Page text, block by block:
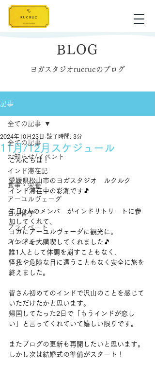
BLOG
ヨガスタジオrucrucのブログ
記事
全ての記事
お知らせ/イベント
インド滞在記
食事・栄養
アーユルヴェーダ
ヨガ哲学
プライベート
スケジュール
全ての記事
11月/12月スケジュール
2024年10月23日 読了時間: 3分
こんにちは！
愛媛県松山市のヨガスタジオ　ルクルク
インド滞在中の彩瀬です🎵
先日3人のメンバーがインドリトリートに参
加してくれて、
ヨガにアーユルヴェーダに観光に。
インドを大満喫してくれました🎵
誰1人として体調を崩すこともなく、
怪我や危険な目に遭うこともなく安全に旅を
終えました。
皆さん初めてのインドで沢山のことを感じて
いただけたかと思います。
帰国してたった2日で「もうインドが恋し
い」と言ってくれていて嬉しい限りです。
またブログの更新も再開したいと思います。
しかし次は結婚式の準備がスタート！